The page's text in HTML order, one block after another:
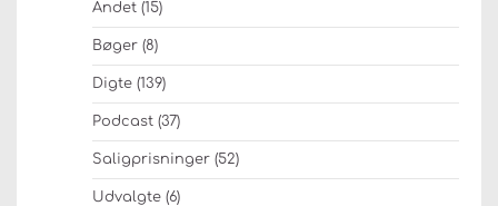
Andet (15)
Bøger (8)
Digte (139)
Podcast (37)
Saligprisninger (52)
Udvalgte (6)